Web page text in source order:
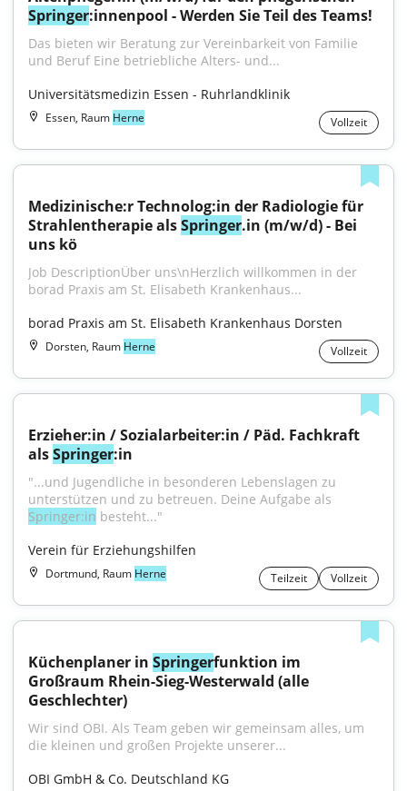
Springer:innenpool - Werden Sie Teil des Teams!
Das bieten wir Beratung zur Vereinbarkeit von Familie
und Beruf Eine betriebliche Alters- und...
Universitätsmedizin Essen - Ruhrlandklinik
Essen, Raum Herne Vollzeit
Medizinische:r Technolog:in der Radiologie für
Strahlentherapie als Springer.in (m/w/d) - Bei
uns kö
Job DescriptionÜber uns\nHerzlich willkommen in der
borad Praxis am St. Elisabeth Krankenhaus...
borad Praxis am St. Elisabeth Krankenhaus Dorsten
Dorsten, Raum Herne Vollzeit
Erzieher:in / Sozialarbeiter:in / Päd. Fachkraft
als Springer:in
"...und Jugendliche in besonderen Lebenslagen zu
Springer:in besteht..."
Verein für Erziehungshilfen
Dortmund, Raum Herne Teilzeit Vollzeit
Küchenplaner in Springerfunktion im
Großraum Rhein-Sieg-Westerwald (alle
Geschlechter)
Wir sind OBI. Als Team geben wir gemeinsam alles, um
die kleinen und großen Projekte unserer...
OBI GmbH & Co. Deutschland KG